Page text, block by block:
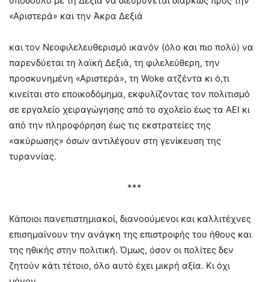
«Αριστερά» και την Άκρα Δεξιά
και τον Νεοφιλελευθερισμό ικανόν (όλο και πιο πολύ) να
παρενδύεται τη λαϊκή Δεξιά, τη φιλελεύθερη, την
προσκυνημένη «Αριστερά», τη Woke ατζέντα κι ό,τι
κινείται στο εποικοδόμημα, εκφυλίζοντας τον πολιτισμό
σε εργαλείο χειραγώγησης από το σχολείο έως τα ΑΕΙ κι
από την πληροφόρηση έως τις εκστρατείες της
«ακύρωσης» όσων αντιλέγουν στη γενίκευση της
τυραννίας.
***
Κάποιοι πανεπιστημιακοί, διανοούμενοι και καλλιτέχνες
επισημαίνουν την ανάγκη της επιστροφής του ήθους και
της ηθικής στην πολιτική. Όμως, όσον οι πολίτες δεν
ζητούν κάτι τέτοιο, όλο αυτό έχει μικρή αξία. Κι όχι